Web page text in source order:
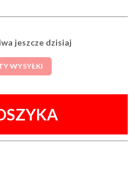
jeszcze dzisiaj
WYSYŁKI